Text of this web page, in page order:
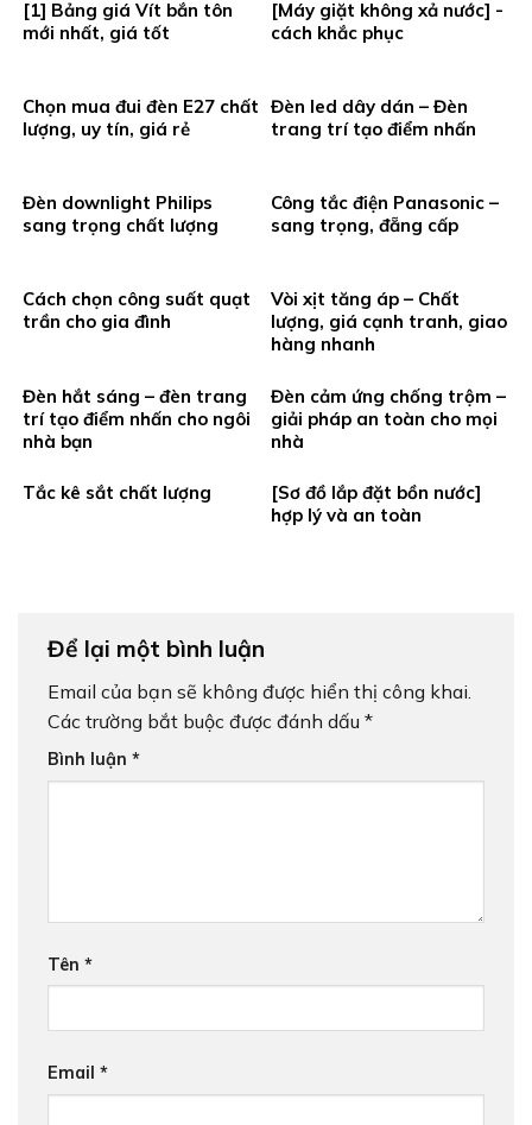
[1] Bảng giá Vít bắn tôn
mới nhất, giá tốt
[Máy giặt không xả nước] -
cách khắc phục
Chọn mua đui đèn E27 chất
lượng, uy tín, giá rẻ
Đèn led dây dán – Đèn
trang trí tạo điểm nhấn
Đèn downlight Philips
sang trọng chất lượng
Công tắc điện Panasonic –
sang trọng, đẵng cấp
Cách chọn công suất quạt
trần cho gia đình
Vòi xịt tăng áp – Chất
lượng, giá cạnh tranh, giao
hàng nhanh
Đèn hắt sáng – đèn trang
trí tạo điểm nhấn cho ngôi
nhà bạn
Đèn cảm ứng chống trộm –
giải pháp an toàn cho mọi
nhà
Tắc kê sắt chất lượng
[Sơ đồ lắp đặt bồn nước]
hợp lý và an toàn
Để lại một bình luận
Email của bạn sẽ không được hiển thị công khai.
Các trường bắt buộc được đánh dấu *
Bình luận *
Tên *
Email *